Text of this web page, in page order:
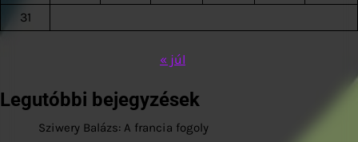
31
« júl
Legutóbbi bejegyzések
Sziwery Balázs: A francia fogoly